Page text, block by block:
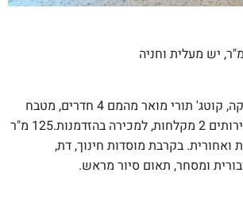
במרכז קרית גת הותיקה, קוטג' תורי מואר מהמם 4 חדרים, מטבח
ענק וכשר, 3 חדרי שירותים 2 מקלחות, למכירה בהזדמנות.125 מ"ר
ואחורית. בקרבת מוסדות חינוך, דת,
ומסחר, תאום סיור מראש.